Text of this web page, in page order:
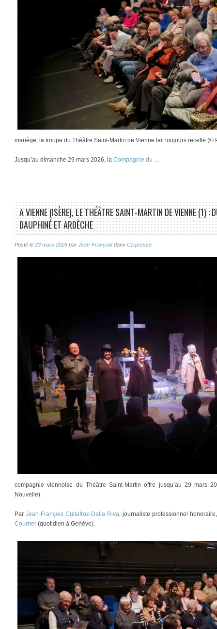
manège, la troupe du Théâtre Saint-Martin de Vienne fait toujours recette (©
Jusqu’au dimanche 29 mars 2026, la Compagnie du …
A VIENNE (ISÈRE), LE THÉÂTRE SAINT-MARTIN DE VIENNE (1) :
DAUPHINÉ ET ARDÈCHE
Posté le 23 mars 2026 par Jean-François dans Ca presse
compagnie viennoise du Théâtre Saint-Martin offre jusqu’au 29 mars
Nouvelle).
Par Jean-François Cullafroz-Dalla Riva , journaliste professionnel
Courrier (quotidien à Genève).